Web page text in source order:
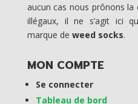
aucun cas nous prônons
illégaux, il ne s’agit ici
marque de weed socks.
MON COMPTE
Se connecter
Tableau de bord